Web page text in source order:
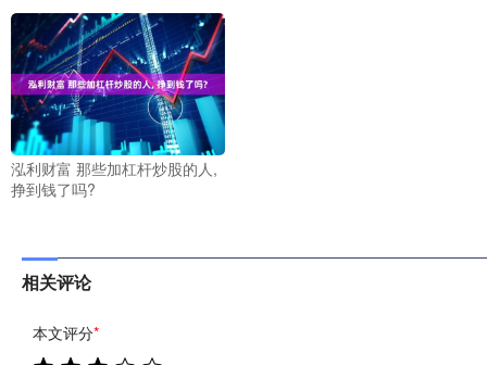
泓利财富 那些加杠杆炒股的人,
挣到钱了吗?
相关评论
本文评分*